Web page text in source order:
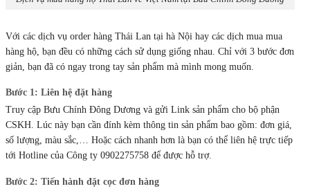
Với các dịch vụ order hàng Thái Lan tại hà Nội hay các dịch mua mua
hàng hộ, bạn đều có những cách sử dụng giống nhau. Chỉ với 3 bước đơn
giản, bạn đã có ngay trong tay sản phẩm mà mình mong muốn.
Bước 1: Liên hệ đặt hàng
Truy cập Bưu Chính Đông Dương và gửi Link sản phẩm cho bộ phận
CSKH. Lúc này bạn cần đính kèm thông tin sản phẩm bao gồm: đơn giá,
số lượng, màu sắc,… Hoặc cách nhanh hơn là bạn có thể liên hệ trực tiếp
tới Hotline của Công ty 0902275758 để được hỗ trợ.
Bước 2: Tiến hành đặt cọc đơn hàng